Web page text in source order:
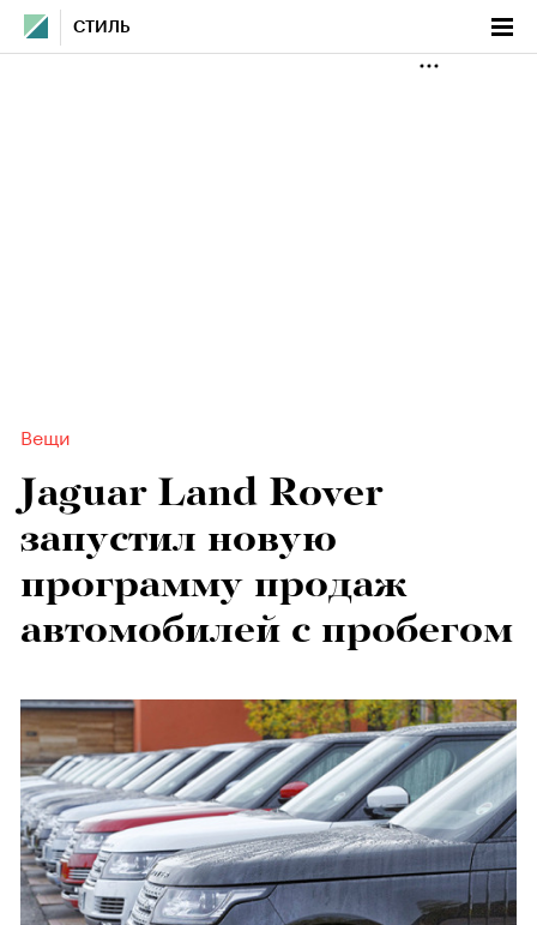
СТИЛЬ
Вещи
Jaguar Land Rover
запустил новую
программу продаж
автомобилей с пробегом